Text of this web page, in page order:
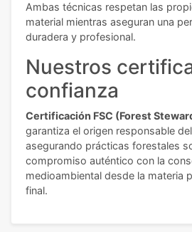
Ambas técnicas respetan las
material mientras aseguran una
duradera y profesional.
Nuestros
confianza
Certificación FSC (Forest
garantiza el origen responsable
asegurando prácticas forestales
compromiso auténtico con la
medioambiental desde la materia
final.